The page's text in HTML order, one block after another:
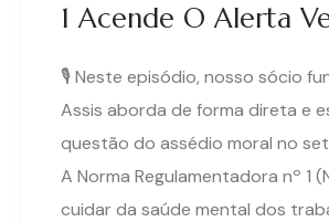
1 Acende O Alerta
🎙️ Neste episódio, nosso sócio
Assis aborda de forma direta e
questão do assédio moral no
A Norma Regulamentadora nº 1
cuidar da saúde mental dos